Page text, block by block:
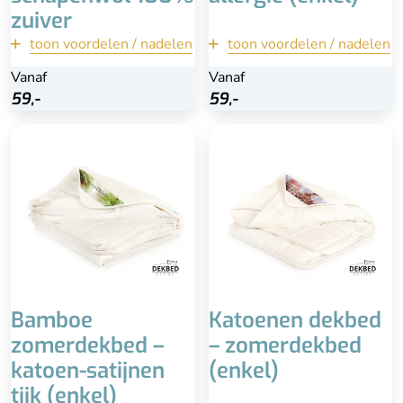
zuiver
toon voordelen / nadelen
Vanaf
59,-
terug
Bekijk
toon voordelen / nadelen
Vanaf
59,-
terug
Bekijk
Bamboe
zomerdekbed –
katoen-satijnen
tijk (enkel)
Zacht en soepel
Wasbaar tot 40° graden
Luchtig en
vochtregulerend
Beperkte isolatie tijdens
lagere temperaturen, niet
Katoenen dekbed
– zomerdekbed
(enkel)
Onderhoudsvriendelijk
Licht dekbed
Lekker luchtig en koel
Isoleert niet goed bij
lagere temperaturen